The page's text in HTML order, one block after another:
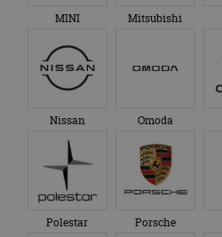
MINI Mitsubishi
Nissan Omoda
Polestar Porsche